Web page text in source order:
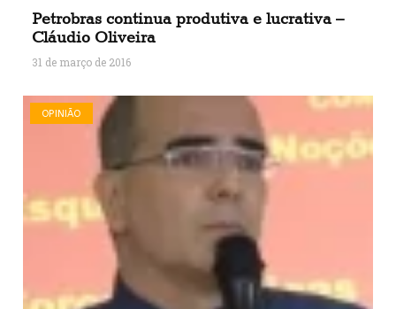
Petrobras continua produtiva e lucrativa –
Cláudio Oliveira
31 de março de 2016
OPINIÃO